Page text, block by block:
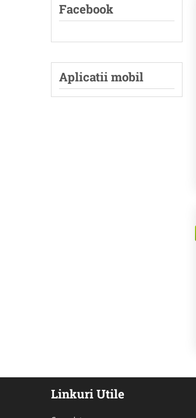
Facebook
Aplicatii mobil
Linkuri Utile